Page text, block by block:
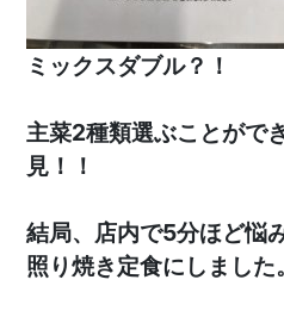
ミックスダブル？！
主菜2種類選ぶことがで
見！！
結局、店内で5分ほど悩
照り焼き定食にしました。